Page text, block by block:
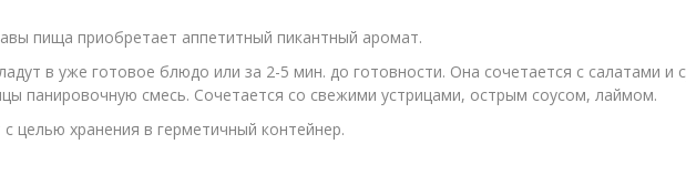
пища приобретает аппетитный пикантный аромат.
в уже готовое блюдо или за 2-5 мин. до готовности. Она сочетается с
панировочную смесь. Сочетается со свежими устрицами, острым соусом, лаймом.
целью хранения в герметичный контейнер.